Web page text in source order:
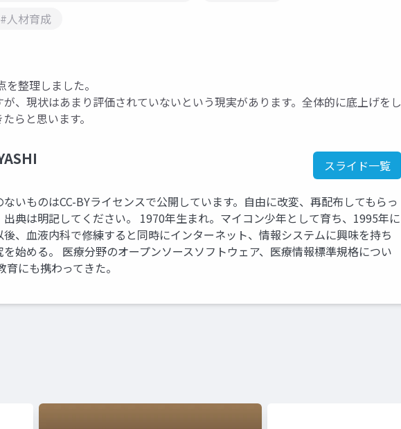
#人材育成
整理しました。
、現状はあまり評価されていないという現実があります。全体的に底上げをし
らと思います。
スライド一覧
いものはCC-BYライセンスで公開しています。自由に改変、再配布してもらっ
典は明記してください。 1970年生まれ。マイコン少年として育ち、1995年に
、血液内科で修練すると同時にインターネット、情報システムに興味を持ち
始める。 医療分野のオープンソースソフトウェア、医療情報標準規格につい
にも携わってきた。